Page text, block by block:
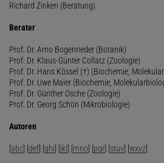
Richard Zinken (Beratung)
Berater
Prof. Dr. Arno Bogenrieder (Botanik)
Prof. Dr. Klaus-Günter Collatz (Zoologie)
Prof. Dr. Hans Kössel (†) (Biochemie,
Prof. Dr. Uwe Maier (Biochemie,
Prof. Dr. Günther Osche (Zoologie)
Prof. Dr. Georg Schön (Mikrobiologie)
Autoren
[abc] [def] [ghi] [jkl] [mno] [pqr] [stuv] [wxyz]